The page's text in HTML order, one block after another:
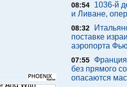
08:54
1036-й
и Ливане,
08:32
поставке
аэропорта
07:55
Франция
без прямого
опасаются